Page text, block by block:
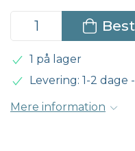
1 på lager
Levering: 1-2 dage -
Mere information